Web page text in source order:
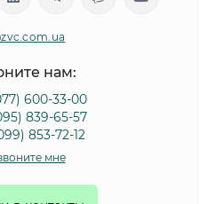
нам:
600-33-00
839-65-57
853-72-12
мне